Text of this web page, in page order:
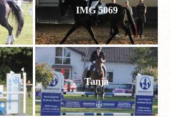
IMG 5069
Tanja